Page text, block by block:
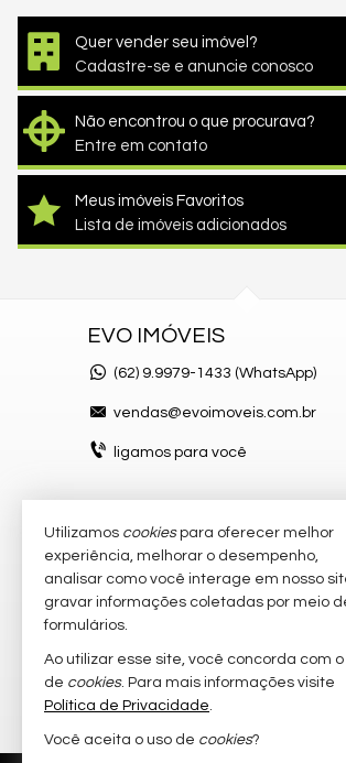
Quer vender seu imóvel?
Cadastre-se e anuncie conosco
Não encontrou o que procurava?
Entre em contato
Meus imóveis Favoritos
Lista de imóveis adicionados
EVO IMÓVEIS
(62) 9.9979-1433 (WhatsApp)
vendas@evoimoveis.com.br
ligamos para você
VEJA MAIS
atendimento por WhatsApp
imóveis favoritos
mapa de imóveis
Utilizamos cookiespara oferecer melhor
experiência, melhorar o desempenho,
analisar como você interage em nosso
gravar informações coletadas por meio
formulários.
Ao utilizar esse site, você concorda com o
de cookies. Para mais informações visite
Política de Privacidade.
Você aceita o uso de cookies?